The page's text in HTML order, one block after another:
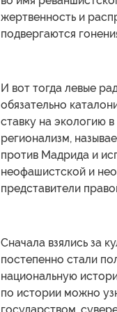
жертвенность и
подвергаются
И вот тогда левые
обязательно
ставку на экологию
регионализм,
против Мадрида и
неофашистской и
представители
Сначала взялись за
постепенно стали
национальную
по истории можно